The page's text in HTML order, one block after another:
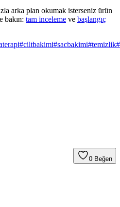
arka plan okumak isterseniz ürün
bakın: tam inceleme ve başlangıç
#ciltbakimi#sacbakimi#temizlik#
0 Beğen